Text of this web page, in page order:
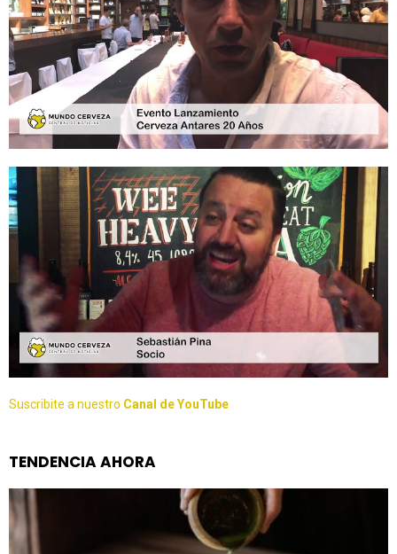
Suscribite a nuestro Canal de YouTube
TENDENCIA AHORA